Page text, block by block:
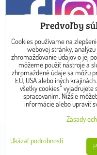
KONTAKT
E-mail: info@dreamtea.sk
tel: 0910 325 889
Copyright © 2017 - 2024
Predvoľby
Cookies používame na
webovej stránky,
zhromažďovanie údajov o jej
môžeme použiť nástroje a
zhromaždené údaje sa môžu
EÚ, USA alebo iných
všetky cookies“ vyjadrujete
spracovaním. Nižšie
informácie alebo upraviť
Zásady
Ukázať podrobnosti